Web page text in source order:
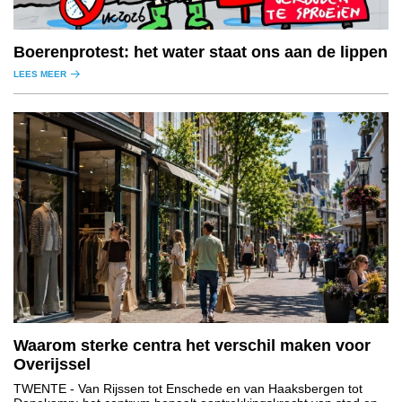
Boerenprotest: het water staat ons aan de lippen
LEES MEER
Waarom sterke centra het verschil maken voor
Overijssel
TWENTE - Van Rijssen tot Enschede en van Haaksbergen tot